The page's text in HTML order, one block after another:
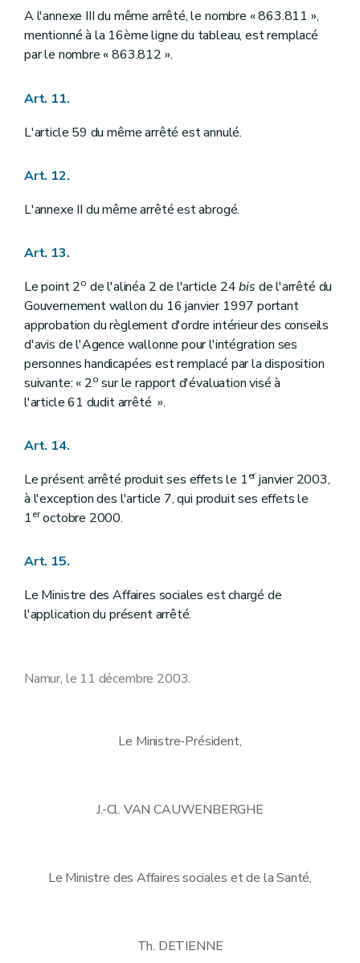
A l'annexe III du même arrêté, le nombre « 863.811 »,
mentionné à la 16ème ligne du tableau, est remplacé
par le nombre « 863.812 ».
Art. 11.
L'article 59 du même arrêté est annulé.
Art. 12.
L'annexe II du même arrêté est abrogé.
Art. 13.
Le point 2o de l'alinéa 2 de l'article 24bis de l'arrêté du
Gouvernement wallon du 16 janvier 1997 portant
approbation du règlement d'ordre intérieur des conseils
d'avis de l'Agence wallonne pour l'intégration ses
personnes handicapées est remplacé par la disposition
suivante: « 2o sur le rapport d'évaluation visé à
l'article 61 dudit arrêté ».
Art. 14.
Le présent arrêté produit ses effets le 1erjanvier 2003,
à l'exception des l'article 7, qui produit ses effets le
1eroctobre 2000.
Art. 15.
Le Ministre des Affaires sociales est chargé de
l'application du présent arrêté.
Namur, le 11 décembre 2003.
Le Ministre-Président,
J.-Cl. VAN CAUWENBERGHE
Le Ministre des Affaires sociales et de la Santé,
Th. DETIENNE